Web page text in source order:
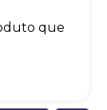
que